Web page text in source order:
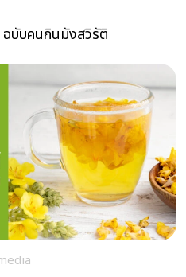
ฉบับคนกินมังสวิรัติ